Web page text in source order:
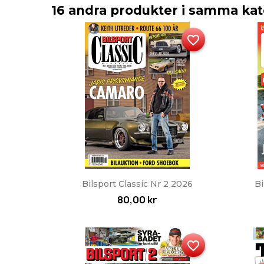
16 andra produkter i samma
Snabbvy
Bilsport Classic Nr 2 2026
80,00 kr
favorite_border
favorite_border